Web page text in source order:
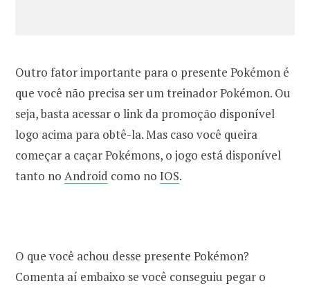
Outro fator importante para o presente Pokémon é
que você não precisa ser um treinador Pokémon. Ou
seja, basta acessar o link da promoção disponível
logo acima para obtê-la. Mas caso você queira
começar a caçar Pokémons, o jogo está disponível
tanto no Android como no IOS.
O que você achou desse presente Pokémon?
Comenta aí embaixo se você conseguiu pegar o